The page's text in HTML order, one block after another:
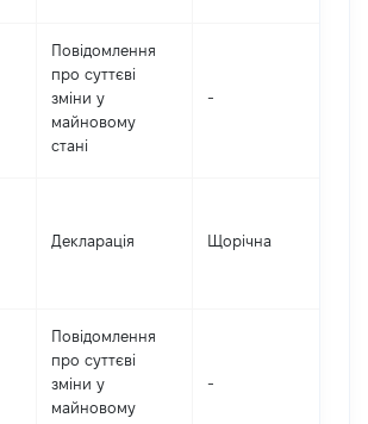
Повідомлення
про суттєві
зміни y
майновому
стані
-
Декларація Щорічна
Повідомлення
про суттєві
зміни y
майновому
-